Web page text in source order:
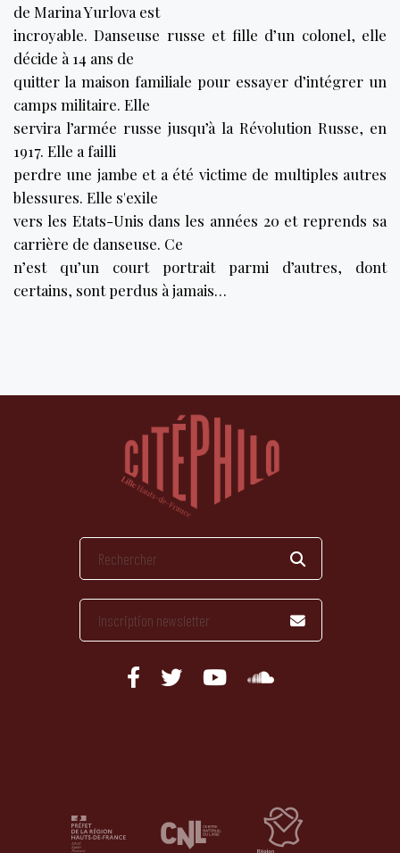
de Marina Yurlova est
incroyable. Danseuse russe et fille d’un colonel, elle
décide à 14 ans de
quitter la maison familiale pour essayer d’intégrer un
camps militaire. Elle
servira l’armée russe jusqu’à la Révolution Russe, en
1917. Elle a failli
perdre une jambe et a été victime de multiples autres
blessures. Elle s'exile
vers les Etats-Unis dans les années 20 et reprends sa
carrière de danseuse. Ce
n’est qu’un court portrait parmi d’autres, dont
certains, sont perdus à jamais…